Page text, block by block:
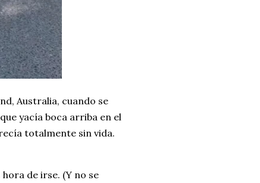
Australia, cuando se
yacía boca arriba en el
totalmente sin vida.
de irse. (Y no se